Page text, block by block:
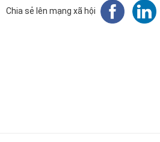
Chia sẻ lên mạng xã hội